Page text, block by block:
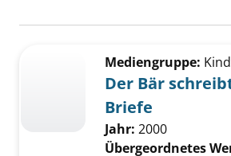
Zu den Suchfiltern springen
Mediengruppe:
Der Bär
Briefe
Jahr: 2000
Übergeordnetes